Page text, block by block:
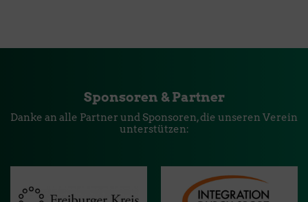
Sponsoren & Partner
Danke an alle Partner und Sponsoren, die unseren Verein
unterstützen: